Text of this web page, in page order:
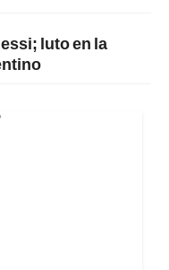
luto en la